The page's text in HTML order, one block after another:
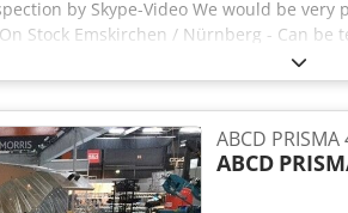
by Skype-Video We would be
Stock Emskirchen / Nürnberg - Can be
ABCD PRISMA
ABCD